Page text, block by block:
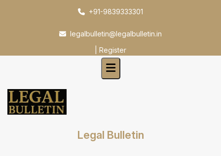
+91-9839333301
legalbulletin@legalbulletin.in
Register
Legal Bulletin